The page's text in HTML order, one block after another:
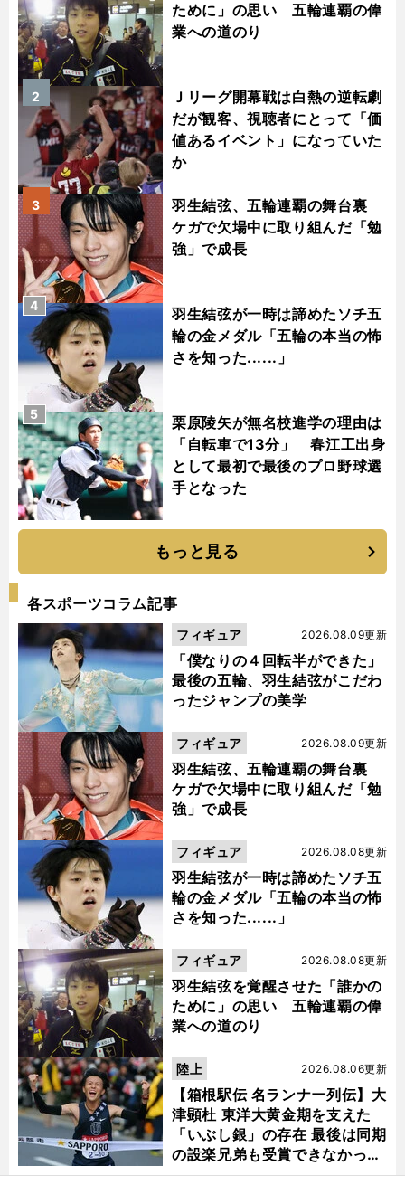
ために」の思い 五輪連覇の偉
業への道のり
Ｊリーグ開幕戦は白熱の逆転劇
だが観客、視聴者にとって「価
値あるイベント」になっていた
か
2
羽生結弦、五輪連覇の舞台裏
ケガで欠場中に取り組んだ「勉
強」で成長
3
羽生結弦が一時は諦めたソチ五
輪の金メダル「五輪の本当の怖
さを知った......」
4
栗原陵矢が無名校進学の理由は
「自転車で13分」 春江工出身
として最初で最後のプロ野球選
手となった
5
もっと見る
各スポーツコラム記事
「僕なりの４回転半ができた」
最後の五輪、羽生結弦がこだわ
ったジャンプの美学
2026.08.09更新
フィギュア
羽生結弦、五輪連覇の舞台裏
ケガで欠場中に取り組んだ「勉
強」で成長
2026.08.09更新
フィギュア
羽生結弦が一時は諦めたソチ五
輪の金メダル「五輪の本当の怖
さを知った......」
2026.08.08更新
フィギュア
羽生結弦を覚醒させた「誰かの
ために」の思い 五輪連覇の偉
業への道のり
2026.08.08更新
フィギュア
【箱根駅伝 名ランナー列伝】大
津顕杜 東洋大黄金期を支えた
「いぶし銀」の存在 最後は同期
の設楽兄弟も受賞できなかった
金栗杯に輝く
2026.08.06更新
陸上